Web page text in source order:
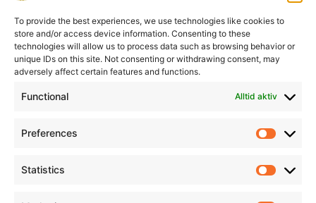
To provide the best experiences, we use technologies like cookies to
store and/or access device information. Consenting to these
technologies will allow us to process data such as browsing behavior or
unique IDs on this site. Not consenting or withdrawing consent, may
adversely affect certain features and functions.
Functional Alltid aktiv
Preferences
Statistics
Informasjon